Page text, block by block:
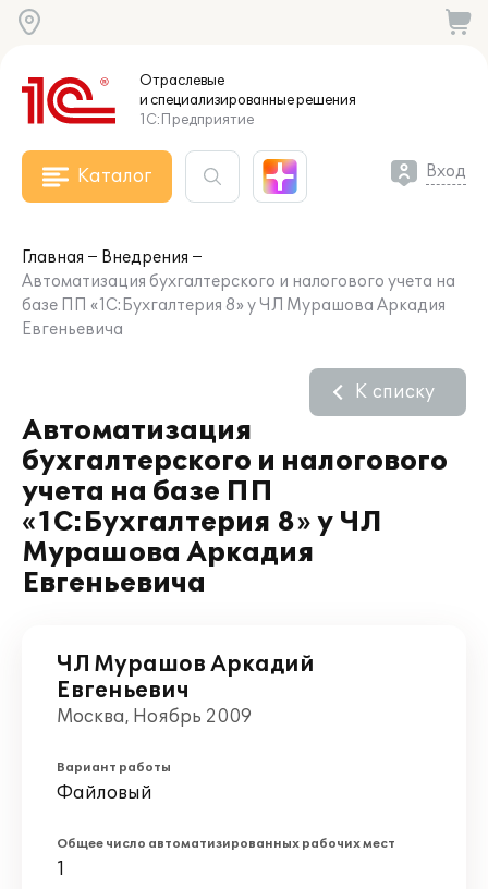
Отраслевые
и специализированныерешения
1С:Предприятие
Каталог Вход
Главная
Внедрения
Автоматизация бухгалтерского и налогового учета на
базе ПП «1С:Бухгалтерия 8» у ЧЛ Мурашова Аркадия
Евгеньевича
Автоматизация
бухгалтерского и налогового
учета на базе ПП
«1С:Бухгалтерия 8» у ЧЛ
Мурашова Аркадия
Евгеньевича
К списку
ЧЛ Мурашов Аркадий
Евгеньевич
Москва, Ноябрь 2009
Вариант работы
Файловый
Общее число автоматизированных рабочих мест
1